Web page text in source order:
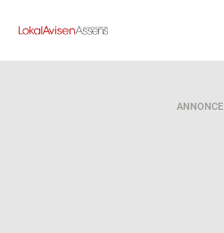
ANNONCE